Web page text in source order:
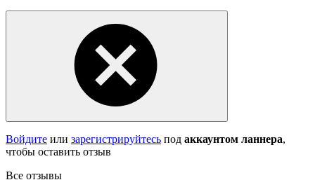
Войдите или зарегистрируйтесь под аккаунтом ланнера,
чтобы оставить отзыв
Все отзывы